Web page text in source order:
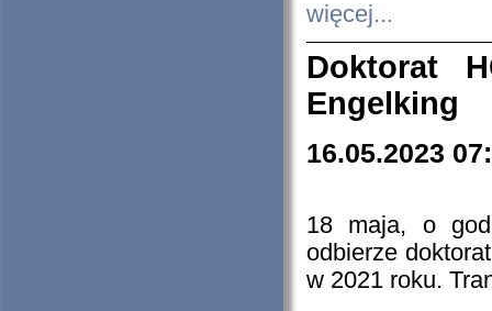
więcej...
Doktorat
Engelking
16.05.2023
18 maja, o
odbierze
w 2021 roku.